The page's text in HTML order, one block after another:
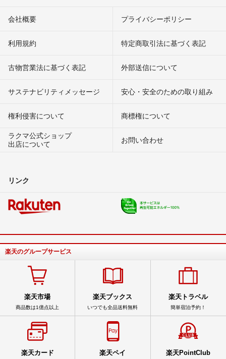
会社概要 プライバシーポリシー
利用規約 特定商取引法に基づく表記
古物営業法に基づく表記 外部送信について
サステナビリティメッセージ 安心・安全のための取り組み
権利侵害について
商標権について
ラクマ公式ショップ
出店について
お問い合わせ
リンク
楽天のグループサービス
楽天市場
商品数は1億点以上
楽天ブックス
いつでも全品送料無料
楽天トラベル
簡単宿泊予約！
楽天カード 楽天ペイ 楽天PointClub